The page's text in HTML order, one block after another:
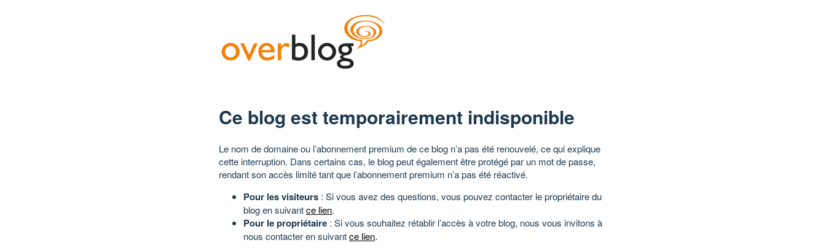
Ce blog est temporairement indisponible
Le nom de domaine ou l’abonnement premium de ce blog n’a pas été renouvelé, ce qui explique
cette interruption. Dans certains cas, le blog peut également être protégé par un mot de passe,
rendant son accès limité tant que l’abonnement premium n’a pas été réactivé.
Pour les visiteurs : Si vous avez des questions, vous pouvez contacter le propriétaire du
blog en suivantce lien.
Pour le propriétaire : Si vous souhaitez rétablir l’accès à votre blog, nous vous invitons à
nous contacter en suivantce lien.